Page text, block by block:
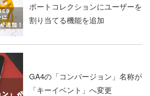
ポートコレクションにユーザーを
割り当てる機能を追加
GA4の「コンバージョン」名称が
「キーイベント」へ変更